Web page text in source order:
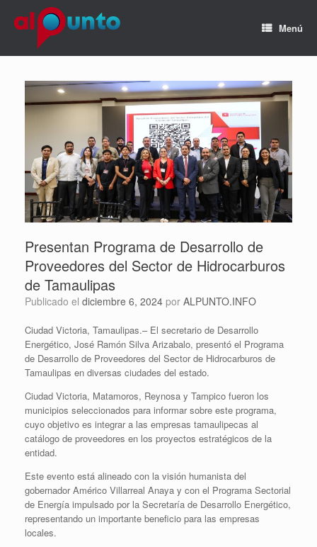
Menú
Presentan Programa de Desarrollo de
Proveedores del Sector de Hidrocarburos
de Tamaulipas
Publicado el diciembre 6, 2024 por ALPUNTO.INFO
Ciudad Victoria, Tamaulipas.– El secretario de Desarrollo
Energético, José Ramón Silva Arizabalo, presentó el Programa
de Desarrollo de Proveedores del Sector de Hidrocarburos de
Tamaulipas en diversas ciudades del estado.
Ciudad Victoria, Matamoros, Reynosa y Tampico fueron los
municipios seleccionados para informar sobre este programa,
cuyo objetivo es integrar a las empresas tamaulipecas al
catálogo de proveedores en los proyectos estratégicos de la
entidad.
Este evento está alineado con la visión humanista del
gobernador Américo Villarreal Anaya y con el Programa Sectorial
de Energía impulsado por la Secretaría de Desarrollo Energético,
representando un importante beneficio para las empresas
locales.